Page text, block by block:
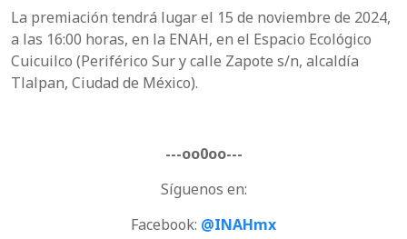
La premiación tendrá lugar el 15 de noviembre de 2024,
a las 16:00 horas, en la ENAH, en el Espacio Ecológico
Cuicuilco (Periférico Sur y calle Zapote s/n, alcaldía
Tlalpan, Ciudad de México).
---oo0oo---
Síguenos en:
Facebook: @INAHmx